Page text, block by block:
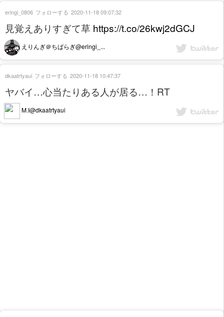
見覚えありすぎて草 https://t.co/26kwj2dGCJ
えりんぎ＠ちばらぎ@eringi_...
eringi_0806 フォローする 2020-11-18 09:07:32
ヤバイ…心当たりある人が居る…！RT
M.I@dkaatrtyaui
dkaatrtyaui フォローする 2020-11-18 10:47:37